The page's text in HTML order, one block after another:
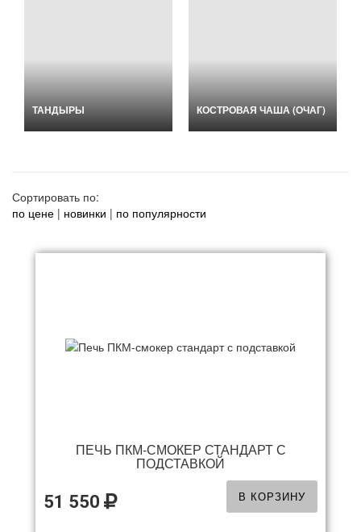
ТАНДЫРЫ КОСТРОВАЯ ЧАША (ОЧАГ)
Сортировать по:
по цене | новинки | по популярности
ПЕЧЬ ПКМ-СМОКЕР СТАНДАРТ С
ПОДСТАВКОЙ
51 550 В КОРЗИНУ